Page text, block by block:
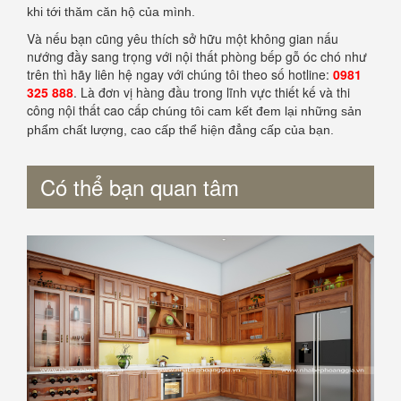
khi tới thăm căn hộ của mình.
Và nếu bạn cũng yêu thích sở hữu một không gian nấu
nướng đầy sang trọng với nội thất phòng bếp gỗ óc chó như
trên thì hãy liên hệ ngay với chúng tôi theo số hotline: 0981
325 888. Là đơn vị hàng đầu trong lĩnh vực thiết kế và thi
công nội thất cao cấp chúng tôi cam kết đem lại những sản
phẩm chất lượng, cao cấp thể hiện đẳng cấp của bạn.
Có thể bạn quan tâm